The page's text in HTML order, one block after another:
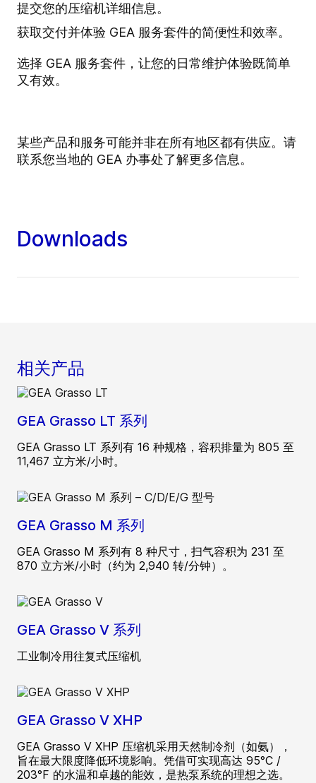
提交您的压缩机详细信息。
获取交付并体验 GEA 服务套件的简便性和效率。
选择 GEA 服务套件，让您的日常维护体验既简单
又有效。
某些产品和服务可能并非在所有地区都有供应。 请
联系您当地的 GEA 办事处了解更多信息。
Downloads
相关产品
GEA Grasso LT 系列
GEA Grasso LT 系列有 16 种规格，容积排量为 805 至
11,467 立方米/小时。
GEA Grasso M 系列
GEA Grasso M 系列有 8 种尺寸，扫气容积为 231 至
870 立方米/小时（约为 2,940 转/分钟）。
GEA Grasso V 系列
工业制冷用往复式压缩机
GEA Grasso V XHP
GEA Grasso V XHP 压缩机采用天然制冷剂（如氨），
旨在最大限度降低环境影响。凭借可实现高达 95°C /
203°F 的水温和卓越的能效，是热泵系统的理想之选。